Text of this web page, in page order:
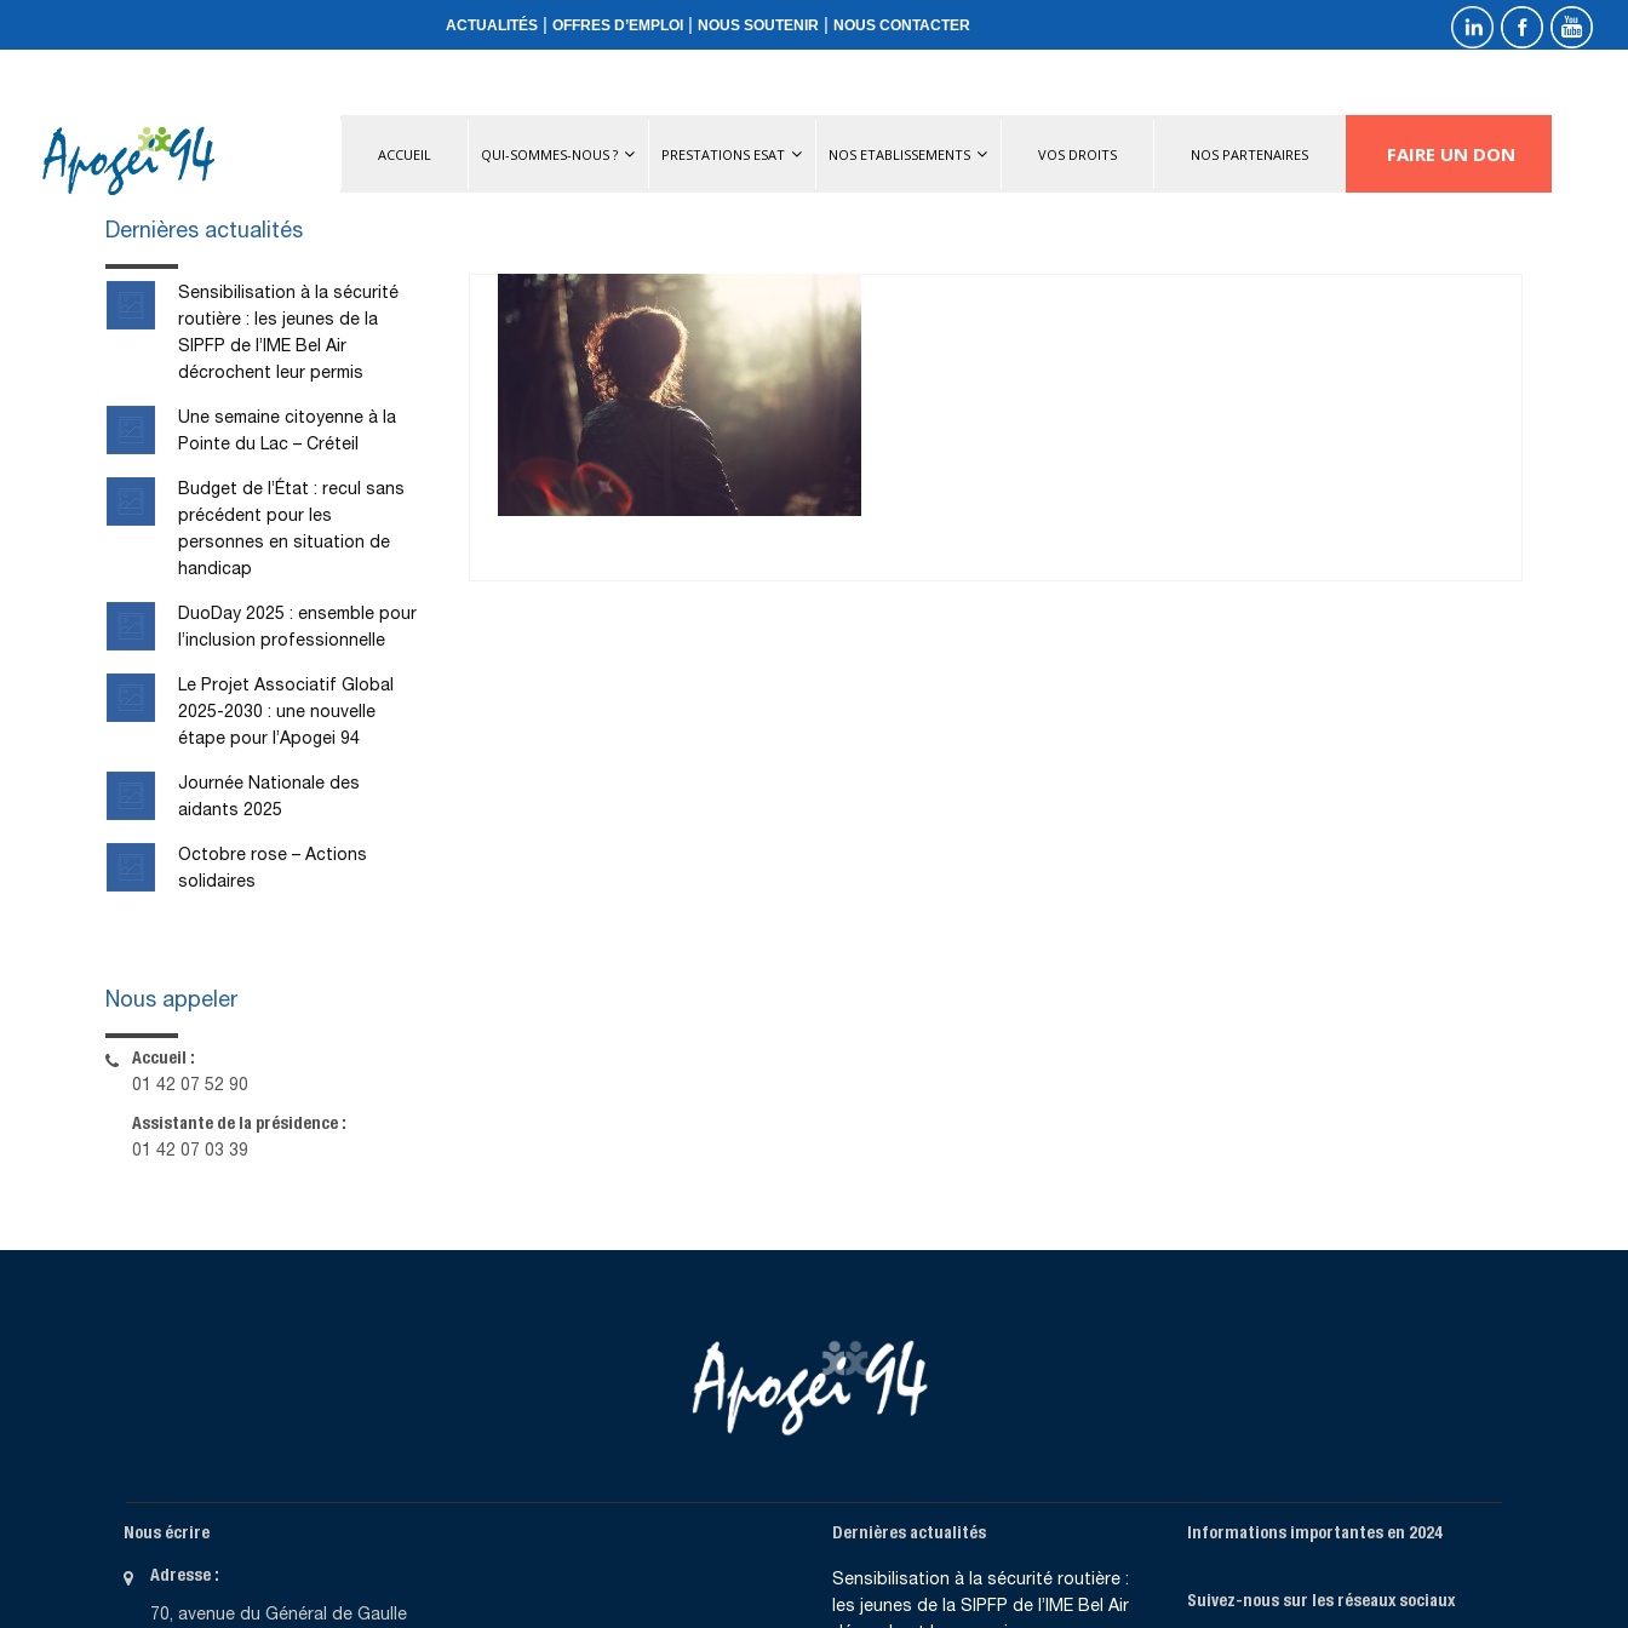
ACTUALITÉS |OFFRES D’EMPLOI |NOUS SOUTENIR |NOUS CONTACTER
ACCUEIL QUI-SOMMES-NOUS ? PRESTATIONS ESAT NOS ETABLISSEMENTS VOS DROITS NOS PARTENAIRES FAIRE UN DON
Dernières actualités
Sensibilisation à la sécurité
routière : les jeunes de la
SIPFP de l’IME Bel Air
décrochent leur permis
Une semaine citoyenne à la
Pointe du Lac – Créteil
Budget de l’État : recul sans
précédent pour les
personnes en situation de
handicap
DuoDay 2025 : ensemble pour
l’inclusion professionnelle
Le Projet Associatif Global
2025-2030 : une nouvelle
étape pour l’Apogei 94
Journée Nationale des
aidants 2025
Octobre rose – Actions
solidaires
Nous appeler
Accueil :
01 42 07 52 90
Assistante de la présidence :
01 42 07 03 39
Nous écrire
Adresse :
70, avenue du Général de Gaulle
Dernières actualités
Sensibilisation à la sécurité routière :
les jeunes de la SIPFP de l’IME Bel Air
Informations importantes en 2024
Suivez-nous sur les réseaux sociaux